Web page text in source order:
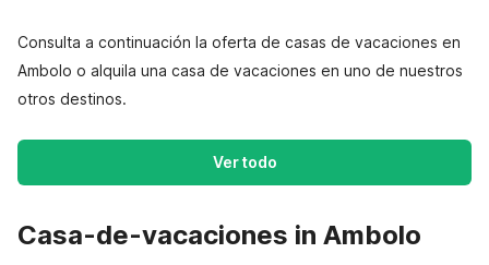
Consulta a continuación la oferta de casas de vacaciones en
Ambolo o alquila una casa de vacaciones en uno de nuestros
otros destinos.
Ver todo
Casa-de-vacaciones in Ambolo